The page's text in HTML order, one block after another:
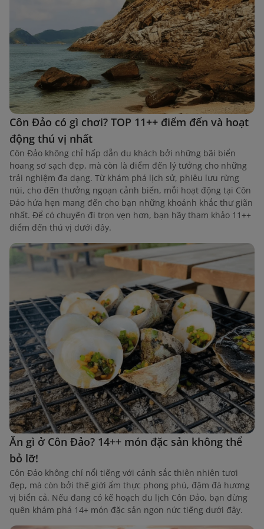
Côn Đảo có gì chơi? TOP 11++ điểm đến và hoạt
động thú vị nhất
Côn Đảo không chỉ hấp dẫn du khách bởi những bãi biển
hoang sơ sạch đẹp, mà còn là điểm đến lý tưởng cho những
trải nghiệm đa dạng. Từ khám phá lịch sử, phiêu lưu rừng
núi, cho đến thưởng ngoạn cảnh biển, mỗi hoạt động tại Côn
Đảo hứa hẹn mang đến cho bạn những khoảnh khắc thư giãn
nhất. Để có chuyến đi trọn vẹn hơn, bạn hãy tham khảo 11++
điểm đến thú vị dưới đây.
Ăn gì ở Côn Đảo? 14++ món đặc sản không thể
bỏ lỡ!
Côn Đảo không chỉ nổi tiếng với cảnh sắc thiên nhiên tươi
đẹp, mà còn bởi thế giới ẩm thực phong phú, đậm đà hương
vị biển cả. Nếu đang có kế hoạch du lịch Côn Đảo, bạn đừng
quên khám phá 14+ món đặc sản ngon nức tiếng dưới đây.